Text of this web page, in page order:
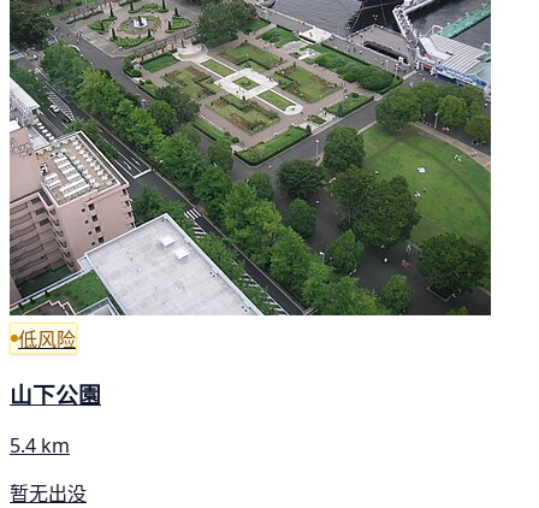
低风险
山下公園
5.4 km
暂无出没